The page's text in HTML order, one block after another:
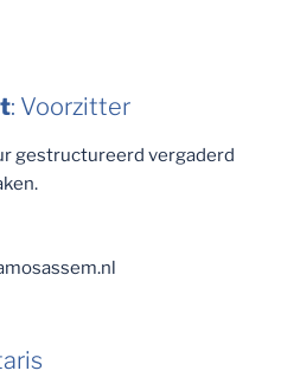
: Voorzitter
gestructureerd vergaderd